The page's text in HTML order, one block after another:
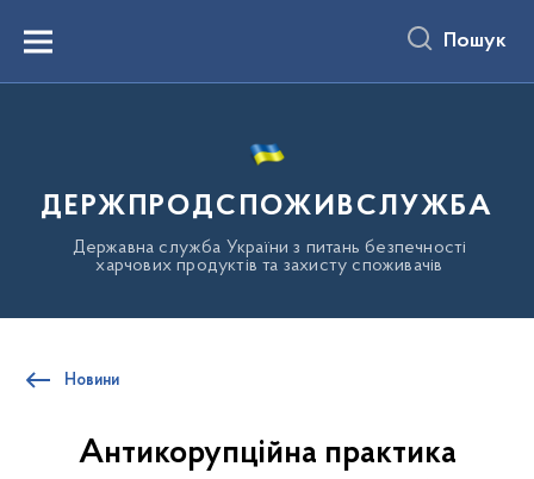
вмістуMenu Пошук
ДЕРЖПРОДСПОЖИВСЛУЖБА
Державна служба України з питань безпечності
харчових продуктів та захисту споживачів
Новини
Антикорупційна практика